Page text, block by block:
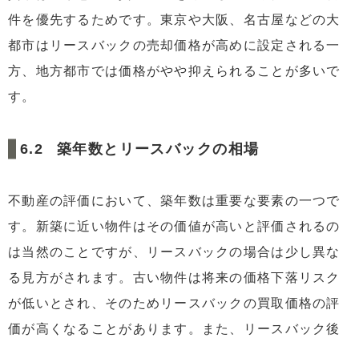
件を優先するためです。東京や大阪、名古屋などの大
都市はリースバックの売却価格が高めに設定される一
方、地方都市では価格がやや抑えられることが多いで
す。
築年数とリースバックの相場
不動産の評価において、築年数は重要な要素の一つで
す。新築に近い物件はその価値が高いと評価されるの
は当然のことですが、リースバックの場合は少し異な
る見方がされます。古い物件は将来の価格下落リスク
が低いとされ、そのためリースバックの買取価格の評
価が高くなることがあります。また、リースバック後